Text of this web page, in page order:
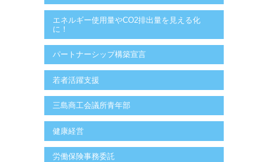
エネルギー使用量やCO2排出量を見える化
に！
パートナーシップ構築宣言
若者活躍支援
三島商工会議所青年部
健康経営
労働保険事務委託